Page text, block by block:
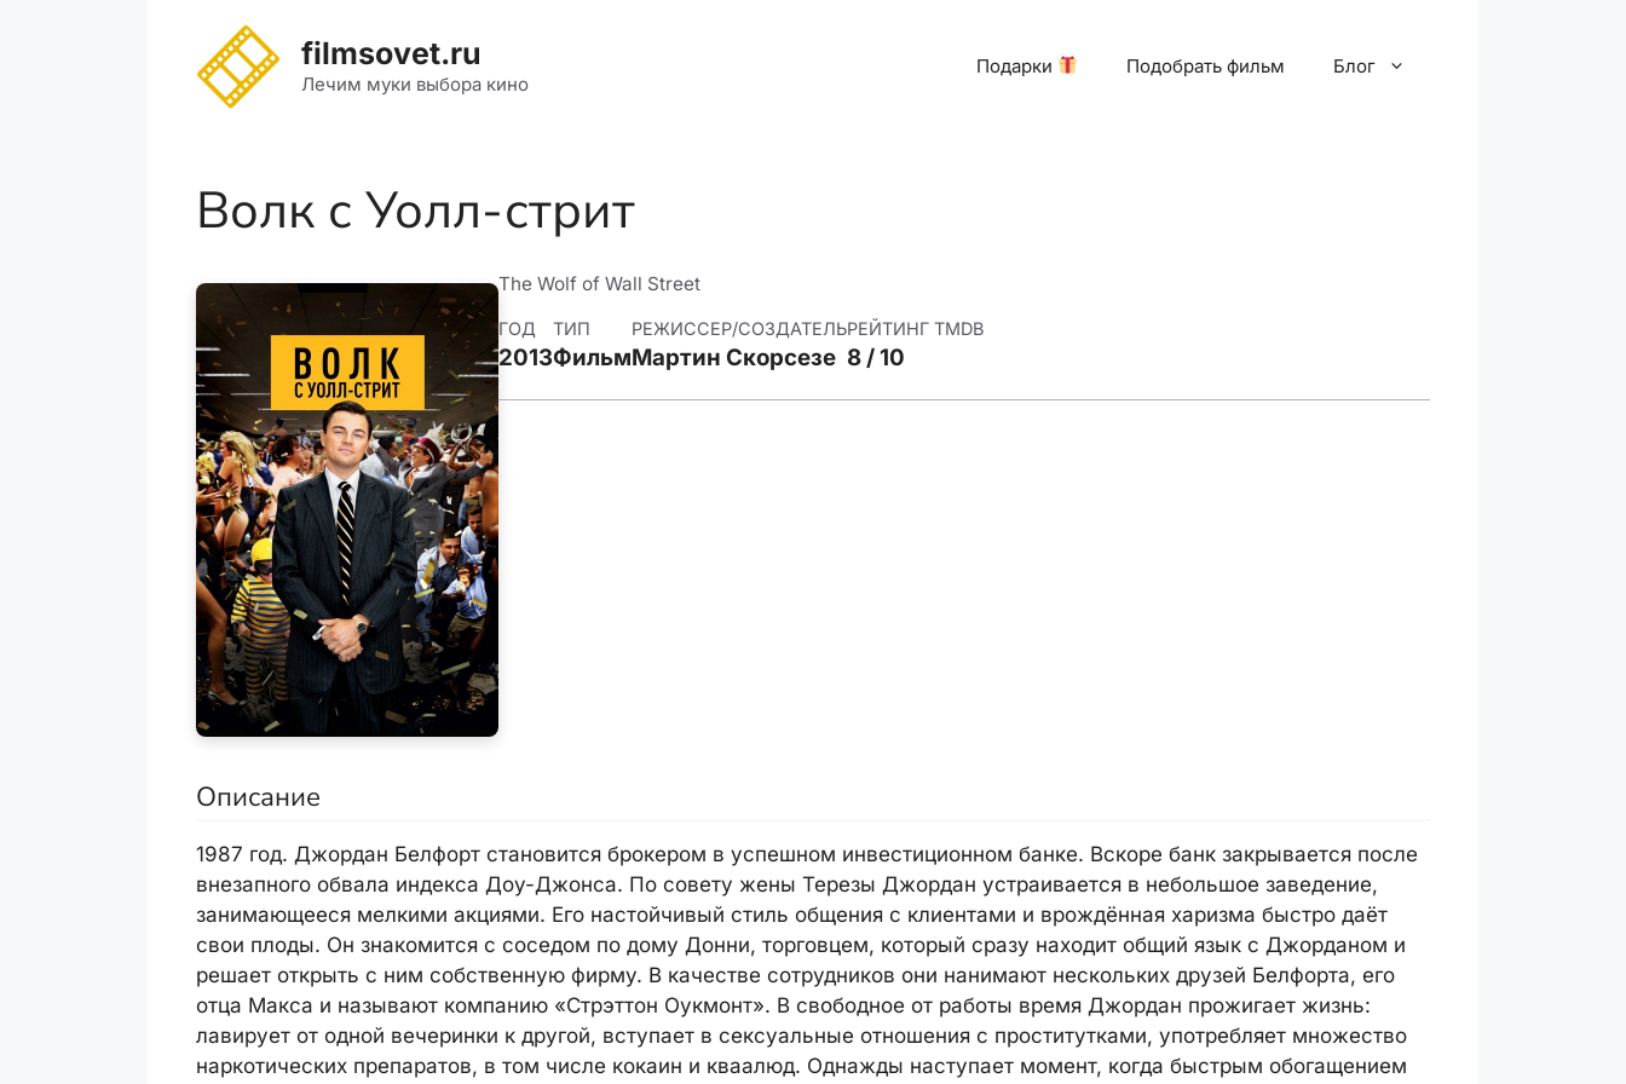
filmsovet.ru
Лечим муки выбора кино
Подарки Подобрать фильм Блог
Волк с Уолл-стрит
The Wolf of Wall Street
ГОД
2013
ТИП
Фильм
РЕЖИССЕР/СОЗДАТЕЛЬ
Мартин Скорсезе
РЕЙТИНГ TMDB
8 / 10
Описание
1987 год. Джордан Белфорт становится брокером в успешном инвестиционном банке. Вскоре банк закрывается после
внезапного обвала индекса Доу-Джонса. По совету жены Терезы Джордан устраивается в небольшое заведение,
занимающееся мелкими акциями. Его настойчивый стиль общения с клиентами и врождённая харизма быстро даёт
свои плоды. Он знакомится с соседом по дому Донни, торговцем, который сразу находит общий язык с Джорданом и
решает открыть с ним собственную фирму. В качестве сотрудников они нанимают нескольких друзей Белфорта, его
отца Макса и называют компанию «Стрэттон Оукмонт». В свободное от работы время Джордан прожигает жизнь:
лавирует от одной вечеринки к другой, вступает в сексуальные отношения с проститутками, употребляет множество
наркотических препаратов, в том числе кокаин и кваалюд. Однажды наступает момент, когда быстрым обогащением